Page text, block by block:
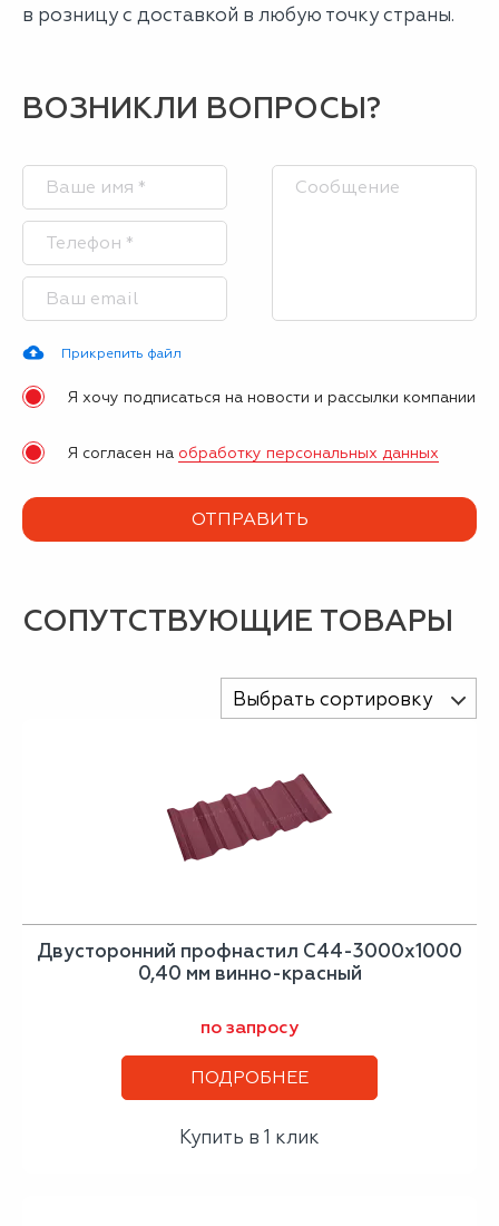
в розницу с доставкой в любую точку страны.
ВОЗНИКЛИ ВОПРОСЫ?
Прикрепить файл
Я хочу подписаться на новости и рассылки компании
Я согласен на обработку персональных данных
СОПУТСТВУЮЩИЕ ТОВАРЫ
Выбрать сортировку
Двусторонний профнастил С44-3000х1000
0,40 мм винно-красный
по запросу
ПОДРОБНЕЕ
Купить в 1 клик